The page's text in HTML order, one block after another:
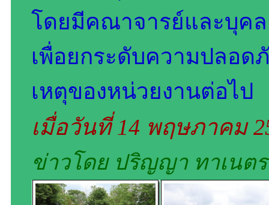
โดยมีคณาจารย์และบุคล
เพื่อยกระดับความปลอด
เหตุของหน่วยงานต่อไป
เมื่อวันที่ 14 พฤษภาคม
ข่าวโดย ปริญญา ทาเนตร